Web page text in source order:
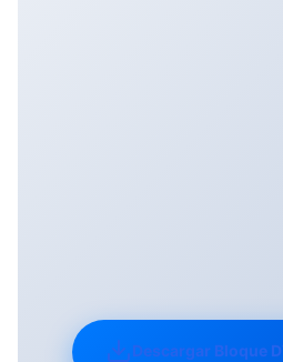
Descargar Bloque